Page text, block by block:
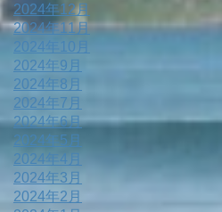
2024年12月
2024年11月
2024年10月
2024年9月
2024年8月
2024年7月
2024年6月
2024年5月
2024年4月
2024年3月
2024年2月